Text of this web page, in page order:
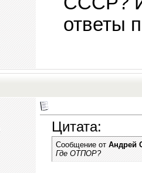
ответы
Цитата:
Сообщение отАндрей
Где ОТПОР?